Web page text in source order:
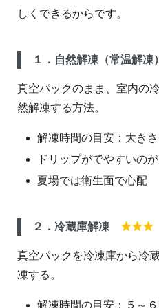
しくできるからです。
１．自然解凍（常温解凍）
真空パックのまま、室内の
然解凍する方法。
解凍時間の目安：大き
ドリップがでやすいの
夏場では衛生面で心配
２．冷蔵庫解凍 ★★★
真空パックを冷凍庫から冷
凍する。
解凍時間の目安：５～